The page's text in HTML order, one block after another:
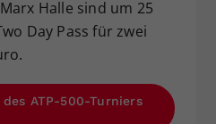
Halle sind um 25
Day Pass für zwei
ATP-500-Turniers